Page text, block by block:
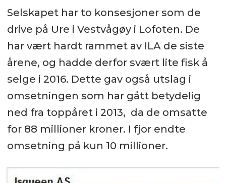
Selskapet har to konsesjoner som de
drive på Ure i Vestvågøy i Lofoten. De
har vært hardt rammet av ILA de siste
årene, og hadde derfor svært lite fisk å
selge i 2016. Dette gav også utslag i
omsetningen som har gått betydelig
ned fra toppåret i 2013, da de omsatte
for 88 millioner kroner. I fjor endte
omsetning på kun 10 millioner.